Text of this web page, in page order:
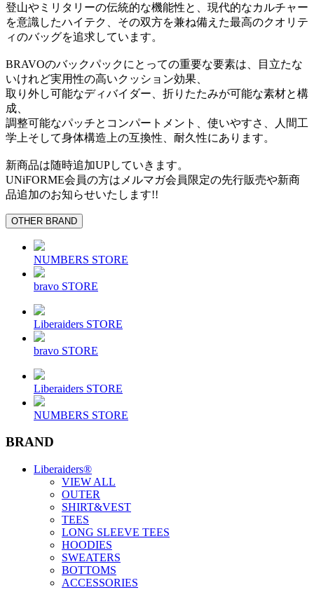
登山やミリタリーの伝統的な機能性と、現代的なカルチャー
を意識したハイテク、その双方を兼ね備えた最高のクオリテ
ィのバッグを追求しています。
BRAVOのバックパックにとっての重要な要素は、目立たな
いけれど実用性の高いクッション効果、
取り外し可能なディバイダー、折りたたみが可能な素材と構
成、
調整可能なパッチとコンパートメント、使いやすさ、人間工
学上そして身体構造上の互換性、耐久性にあります。
新商品は随時追加UPしていきます。
UNiFORME会員の方はメルマガ会員限定の先行販売や新商
品追加のお知らせいたします!!
OTHER BRAND
NUMBERS STORE
bravo STORE
Liberaiders STORE
bravo STORE
Liberaiders STORE
NUMBERS STORE
BRAND
Liberaiders®
VIEW ALL
OUTER
SHIRT&VEST
TEES
LONG SLEEVE TEES
HOODIES
SWEATERS
BOTTOMS
ACCESSORIES